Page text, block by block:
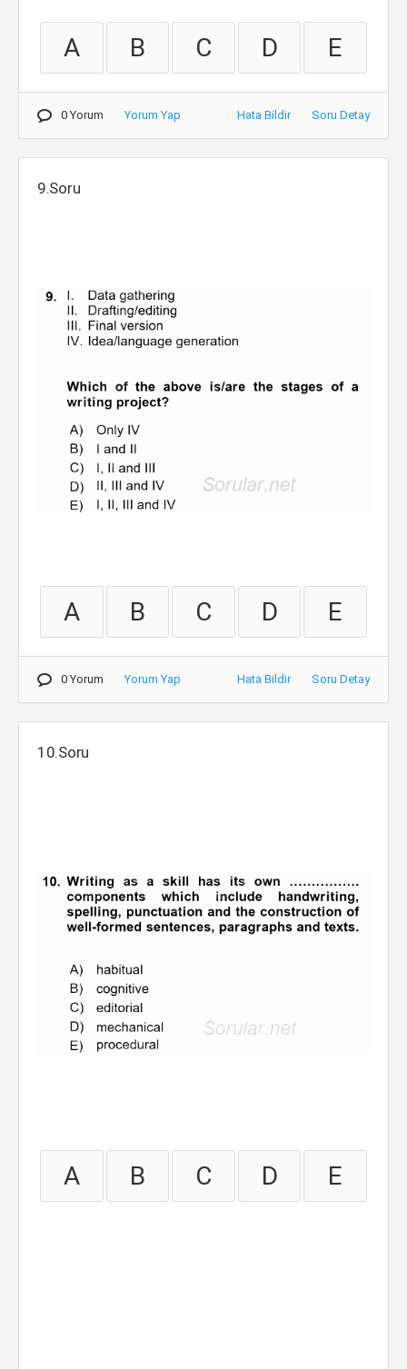
A B C D E
0 Yorum Yorum Yap Hata Bildir Soru Detay
9.Soru
A B C D E
0 Yorum Yorum Yap Hata Bildir Soru Detay
10.Soru
A B C D E